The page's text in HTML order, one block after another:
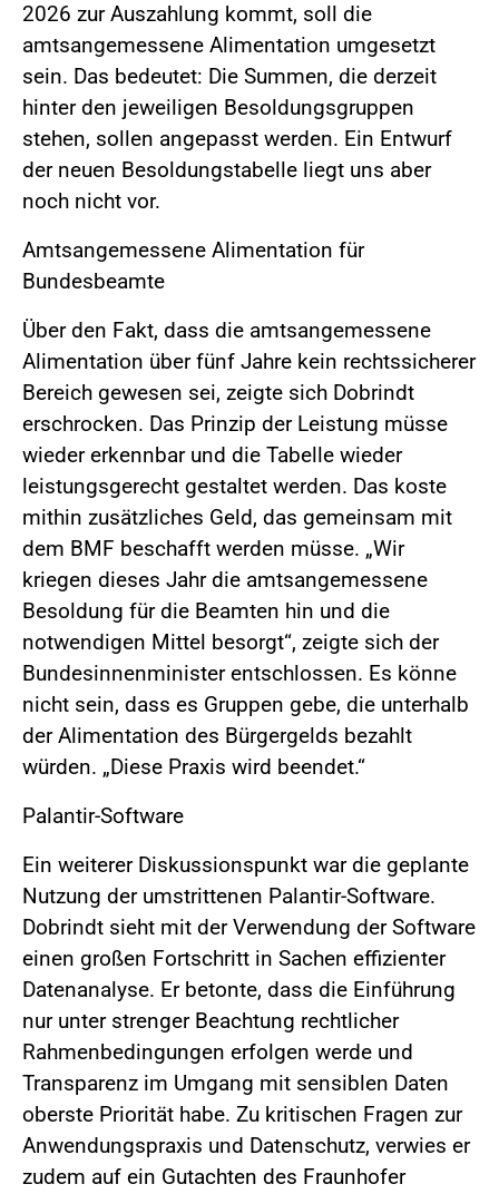
2026 zur Auszahlung kommt, soll die
amtsangemessene Alimentation umgesetzt
sein. Das bedeutet: Die Summen, die derzeit
hinter den jeweiligen Besoldungsgruppen
stehen, sollen angepasst werden. Ein Entwurf
der neuen Besoldungstabelle liegt uns aber
noch nicht vor.
Amtsangemessene Alimentation für
Bundesbeamte
Über den Fakt, dass die amtsangemessene
Alimentation über fünf Jahre kein rechtssicherer
Bereich gewesen sei, zeigte sich Dobrindt
erschrocken. Das Prinzip der Leistung müsse
wieder erkennbar und die Tabelle wieder
leistungsgerecht gestaltet werden. Das koste
mithin zusätzliches Geld, das gemeinsam mit
dem BMF beschafft werden müsse. „Wir
kriegen dieses Jahr die amtsangemessene
Besoldung für die Beamten hin und die
notwendigen Mittel besorgt“, zeigte sich der
Bundesinnenminister entschlossen. Es könne
nicht sein, dass es Gruppen gebe, die unterhalb
der Alimentation des Bürgergelds bezahlt
würden. „Diese Praxis wird beendet.“
Palantir-Software
Ein weiterer Diskussionspunkt war die geplante
Nutzung der umstrittenen Palantir-Software.
Dobrindt sieht mit der Verwendung der Software
einen großen Fortschritt in Sachen effizienter
Datenanalyse. Er betonte, dass die Einführung
nur unter strenger Beachtung rechtlicher
Rahmenbedingungen erfolgen werde und
Transparenz im Umgang mit sensiblen Daten
oberste Priorität habe. Zu kritischen Fragen zur
Anwendungspraxis und Datenschutz, verwies er
zudem auf ein Gutachten des Fraunhofer